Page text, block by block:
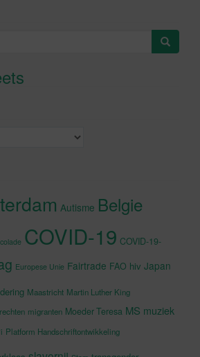
marketing cookies te
Autisme Belgie
COVID-19 COVID-19-
Europese Unie Fairtrade FAO hiv Japan
Maastricht Martin Luther King
migranten Moeder Teresa MS muziek
Platform Handschriftontwikkeling